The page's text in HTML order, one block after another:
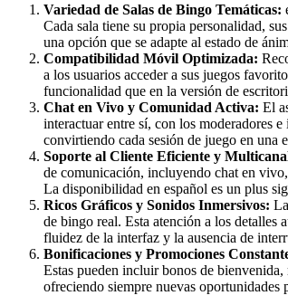
Variedad de Salas de Bingo Temáticas:
Cada sala tiene su propia personalidad,
una opción que se adapte al estado de
Compatibilidad Móvil Optimizada:
a los usuarios acceder a sus juegos
funcionalidad que en la versión de
Chat en Vivo y Comunidad Activa: El
interactuar entre sí, con los moderadores
convirtiendo cada sesión de juego en una
Soporte al Cliente Eficiente y
de comunicación, incluyendo chat en
La disponibilidad en español es un plus
Ricos Gráficos y Sonidos Inmersivos:
de bingo real. Esta atención a los detalles
fluidez de la interfaz y la ausencia de
Bonificaciones y Promociones
Estas pueden incluir bonos de
ofreciendo siempre nuevas